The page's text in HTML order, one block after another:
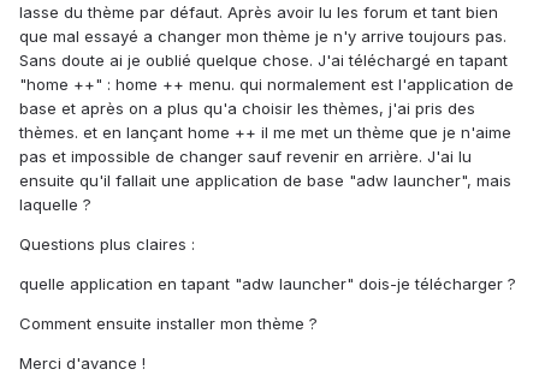
lasse du thème par défaut. Après avoir lu les forum et tant bien
que mal essayé a changer mon thème je n'y arrive toujours pas.
Sans doute ai je oublié quelque chose. J'ai téléchargé en tapant
"home ++" : home ++ menu. qui normalement est l'application de
base et après on a plus qu'a choisir les thèmes, j'ai pris des
thèmes. et en lançant home ++ il me met un thème que je n'aime
pas et impossible de changer sauf revenir en arrière. J'ai lu
ensuite qu'il fallait une application de base "adw launcher", mais
laquelle ?
Questions plus claires :
quelle application en tapant "adw launcher" dois-je télécharger ?
Comment ensuite installer mon thème ?
Merci d'avance !